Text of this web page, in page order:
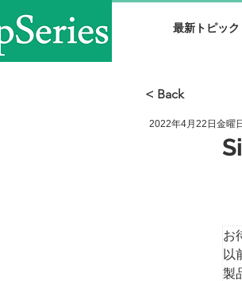
最新トピック
2022年4月22日金曜日
< Back
お
以
製